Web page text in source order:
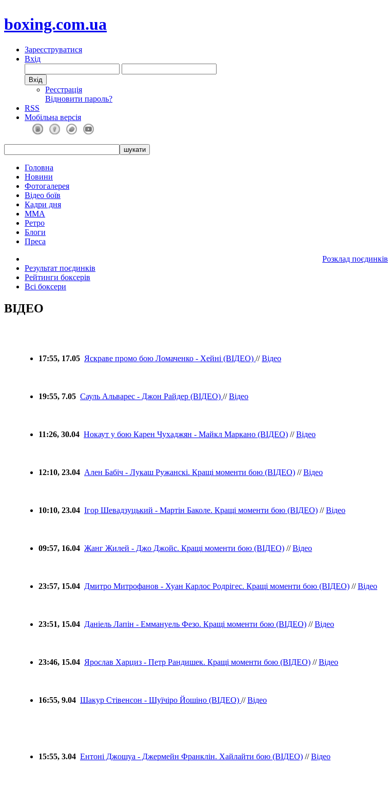
boxing.com.ua
Зареєструватися
Вхід
Реєстрація
Відновити пароль?
RSS
Мобільна версія
Головна
Новини
Фотогалерея
Відео боїв
Кадри дня
ММА
Ретро
Блоги
Преса
Розклад поєдинків
Результат поєдинків
Рейтинги боксерів
Всі боксери
ВІДЕО
17:55, 17.05 Яскраве промо бою Ломаченко - Хейні (ВІДЕО) //Відео
19:55, 7.05 Сауль Альварес - Джон Райдер (ВІДЕО) //Відео
11:26, 30.04 Нокаут у бою Карен Чухаджян - Майкл Маркано (ВІДЕО) //Відео
12:10, 23.04 Ален Бабіч - Лукаш Ружанскі. Кращі моменти бою (ВІДЕО) //Відео
10:10, 23.04 Ігор Шевадзуцький - Мартін Баколе. Кращі моменти бою (ВІДЕО) //Відео
09:57, 16.04 Жанг Жилей - Джо Джойс. Кращі моменти бою (ВІДЕО) //Відео
23:57, 15.04 Дмитро Митрофанов - Хуан Карлос Родрігес. Кращі моменти бою (ВІДЕО) //Відео
23:51, 15.04 Даніель Лапін - Еммануель Фезо. Кращі моменти бою (ВІДЕО) //Відео
23:46, 15.04 Ярослав Харциз - Петр Рандишек. Кращі моменти бою (ВІДЕО) //Відео
16:55, 9.04 Шакур Стівенсон - Шуїчіро Йошіно (ВІДЕО) //Відео
15:55, 3.04 Ентоні Джошуа - Джермейн Франклін. Хайлайти бою (ВІДЕО) //Відео